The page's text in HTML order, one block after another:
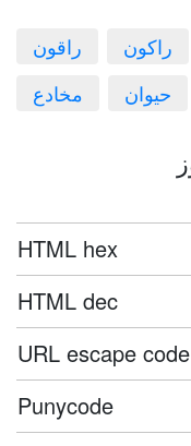
راقون راكون
مخادع
حيوان
HTML hex
HTML dec
URL escape code
Punycode